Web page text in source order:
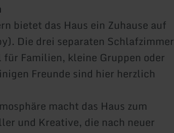
bietet das Haus ein Zuhause auf
Die drei separaten Schlafzimmer
für Familien, kleine Gruppen oder
Freunde sind hier herzlich
macht das Haus zum
und Kreative, die nach neuer